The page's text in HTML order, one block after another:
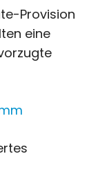
Provision
eine